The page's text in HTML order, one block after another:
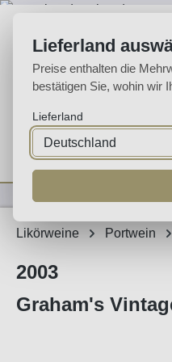
Home Weine
Likörweine Portwein
2003
Graham's
Lieferland
Preise enthalten die
bestätigen Sie, wohin wir
Lieferland